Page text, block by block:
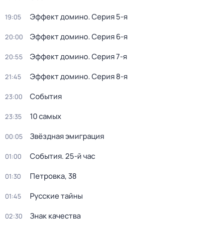
19:05 Эффект домино. Серия 5-я
20:00 Эффект домино. Серия 6-я
20:55 Эффект домино. Серия 7-я
21:45 Эффект домино. Серия 8-я
23:00 События
23:35 10 самых
00:05 Звёздная эмиграция
01:00 События. 25-й час
01:30 Петровка, 38
01:45 Русские тайны
02:30 Знак качества